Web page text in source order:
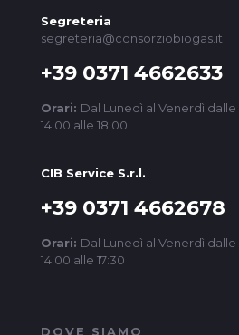
Segreteria
segreteria@consorziobiogas.it
+39 0371 4662633
Orari: Dal Lunedì al Venerdì
14:00 alle 18:00
CIB Service S.r.l.
+39 0371 4662678
Orari: Dal Lunedì al Venerdì
14:00 alle 17:30
DOVE SIAMO